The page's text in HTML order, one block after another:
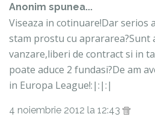
Anonim spunea...
Viseaza in cotinuare!Dar serios
stam prostu cu aprararea?Sunt
vanzare,liberi de contract si in
poate aduce 2 fundasi?De am
in Europa League!:|:|:|
4 noiembrie 2012 la 12:43